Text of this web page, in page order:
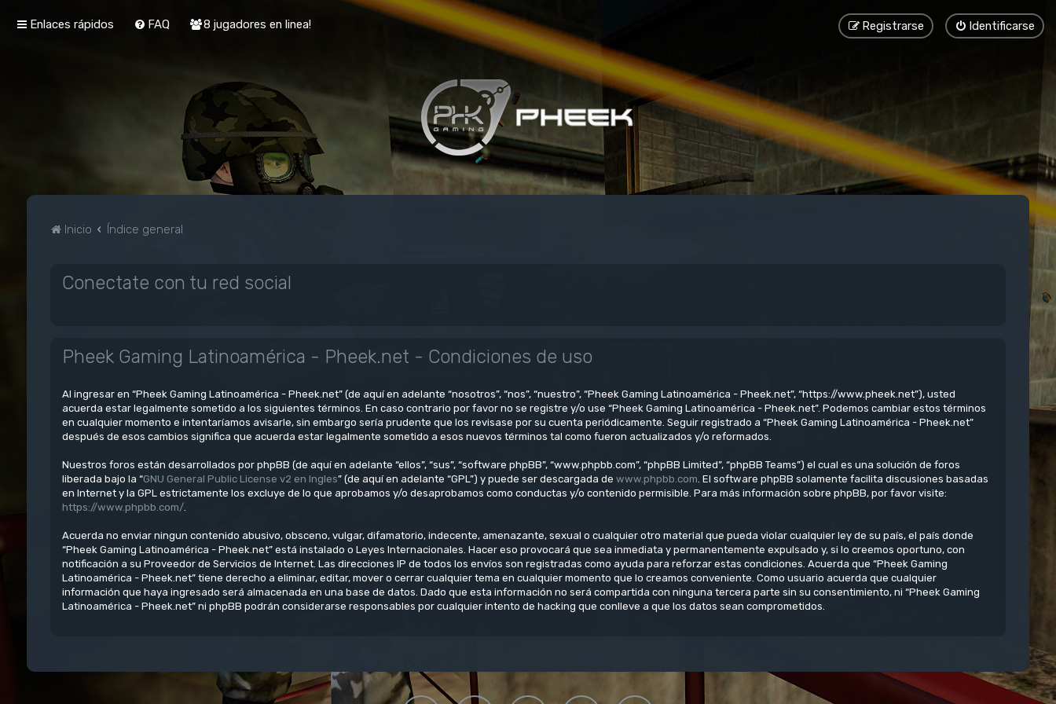
Enlaces rápidos FAQ 8 jugadores en linea! Identificarse
Registrarse
Inicio Índice general
Conectate con tu red social
Pheek Gaming Latinoamérica - Pheek.net - Condiciones de uso
Al ingresar en “Pheek Gaming Latinoamérica - Pheek.net” (de aquí en adelante “nosotros”, “nos”, “nuestro”, “Pheek Gaming Latinoamérica - Pheek.net”, “https://www.pheek.net”), usted
acuerda estar legalmente sometido a los siguientes términos. En caso contrario por favor no se registre y/o use “Pheek Gaming Latinoamérica - Pheek.net”. Podemos cambiar estos términos
en cualquier momento e intentaríamos avisarle, sin embargo sería prudente que los revisase por su cuenta periódicamente. Seguir registrado a “Pheek Gaming Latinoamérica - Pheek.net”
después de esos cambios significa que acuerda estar legalmente sometido a esos nuevos términos tal como fueron actualizados y/o reformados.
Nuestros foros están desarrollados por phpBB (de aquí en adelante “ellos”, “sus”, “software phpBB”, “www.phpbb.com”, “phpBB Limited”, “phpBB Teams”) el cual es una solución de foros
liberada bajo la “GNU General Public License v2 en Ingles” (de aquí en adelante “GPL”) y puede ser descargada de www.phpbb.com. El software phpBB solamente facilita discusiones basadas
en Internet y la GPL estrictamente los excluye de lo que aprobamos y/o desaprobamos como conductas y/o contenido permisible. Para más información sobre phpBB, por favor visite:
https://www.phpbb.com/.
Acuerda no enviar ningun contenido abusivo, obsceno, vulgar, difamatorio, indecente, amenazante, sexual o cualquier otro material que pueda violar cualquier ley de su país, el país donde
“Pheek Gaming Latinoamérica - Pheek.net” está instalado o Leyes Internacionales. Hacer eso provocará que sea inmediata y permanentemente expulsado y, si lo creemos oportuno, con
notificación a su Proveedor de Servicios de Internet. Las direcciones IP de todos los envíos son registradas como ayuda para reforzar estas condiciones. Acuerda que “Pheek Gaming
Latinoamérica - Pheek.net” tiene derecho a eliminar, editar, mover o cerrar cualquier tema en cualquier momento que lo creamos conveniente. Como usuario acuerda que cualquier
información que haya ingresado será almacenada en una base de datos. Dado que esta información no será compartida con ninguna tercera parte sin su consentimiento, ni “Pheek Gaming
Latinoamérica - Pheek.net” ni phpBB podrán considerarse responsables por cualquier intento de hacking que conlleve a que los datos sean comprometidos.